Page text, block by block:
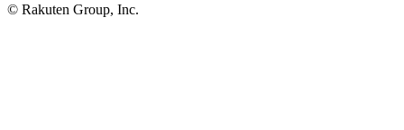
© Rakuten Group, Inc.